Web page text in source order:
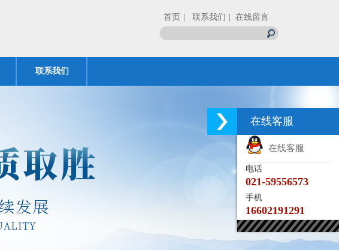
首页 | 联系我们 | 在线留言
联系我们
在线客服
在线客服
电话
021-59556573
手机
16602191291